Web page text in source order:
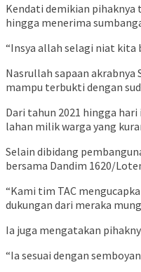
Kendati demikian pihaknya
hingga menerima
“Insya allah selagi niat kita
Nasrullah sapaan akrabnya
mampu terbukti dengan
Dari tahun 2021 hingga
lahan milik warga yang
Selain dibidang
bersama Dandim 1620/
“Kami tim TAC
dukungan dari meraka
Ia juga mengatakan
“Ia sesuai dengan